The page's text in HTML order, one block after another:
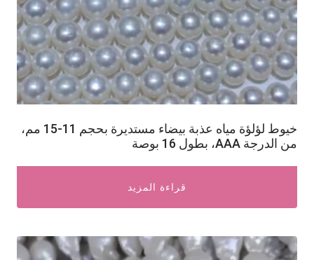
خيوط لؤلؤة مياه عذبة بيضاء مستديرة بحجم 11-15 مم،
من الدرجة AAA، بطول 16 بوصة
قراءة المزيد